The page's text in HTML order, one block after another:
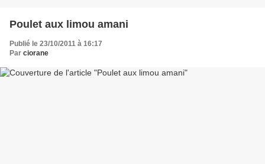
Poulet aux limou amani
Publié le 23/10/2011 à 16:17
Par ciorane